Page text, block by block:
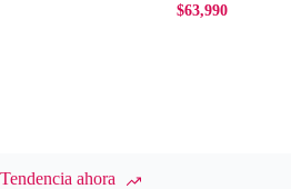
$63,990
Tendencia ahora